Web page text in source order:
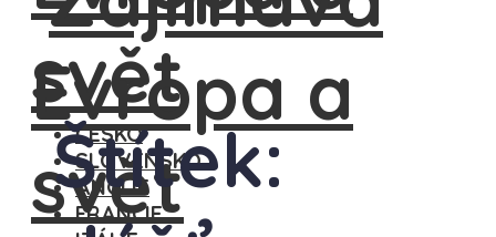
ČESKO
SLOVENSKO
ANGLIE
FRANCIE
Štítek: